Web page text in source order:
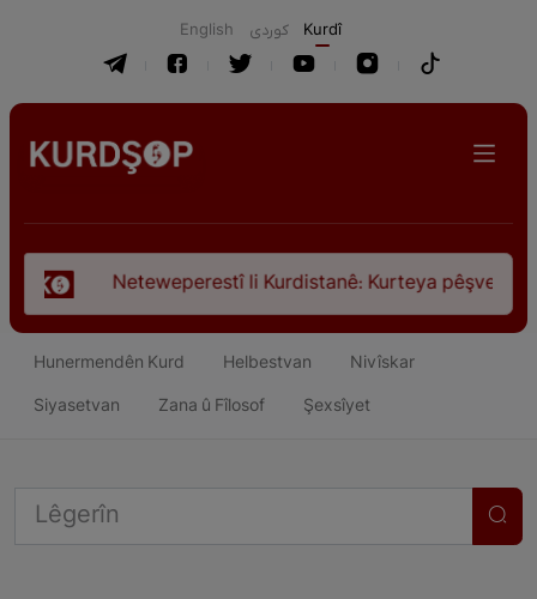
English كوردی Kurdî
li Kurdistanê: Kurteya pêşveçûna dirokî û civakî-
Hunermendên Kurd Helbestvan Nivîskar
Siyasetvan Zana û Fîlosof Şexsîyet